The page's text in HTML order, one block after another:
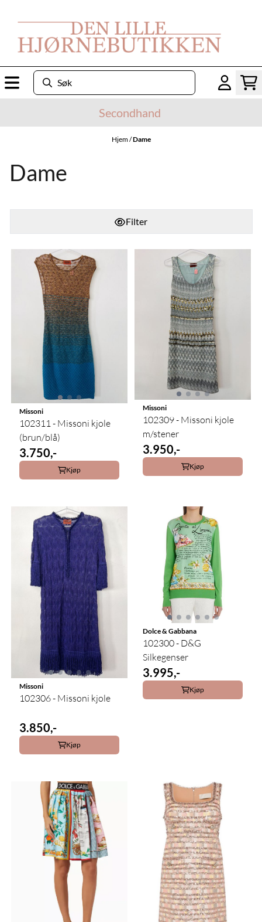
Secondhand
Hjem/Dame
Dame
Filter
Missoni
102311 - Missoni kjole
(brun/blå)
3.750,-
Kjøp
Missoni
102309 - Missoni kjole
m/stener
3.950,-
Kjøp
Missoni
102306 - Missoni kjole
3.850,-
Kjøp
Dolce & Gabbana
102300 - D&G
Silkegenser
3.995,-
Kjøp